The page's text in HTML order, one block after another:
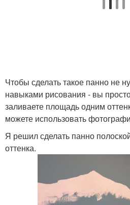
Чтобы сделать такое панно не
навыками рисования - вы
заливаете площадь одним
можете использовать
Я решил сделать панно
оттенка.